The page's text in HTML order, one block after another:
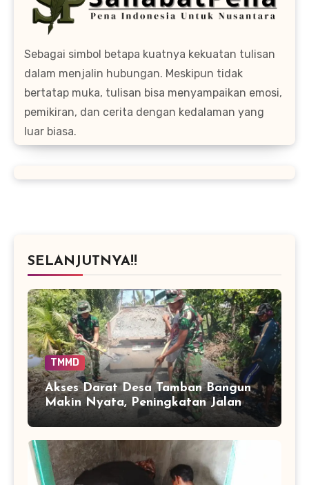
Sebagai simbol betapa kuatnya kekuatan tulisan
dalam menjalin hubungan. Meskipun tidak
bertatap muka, tulisan bisa menyampaikan emosi,
pemikiran, dan cerita dengan kedalaman yang
luar biasa.
SELANJUTNYA!!
TMMD
Akses Darat Desa Tamban Bangun
Makin Nyata, Peningkatan Jalan
TMMD Sentuh 90 Persen